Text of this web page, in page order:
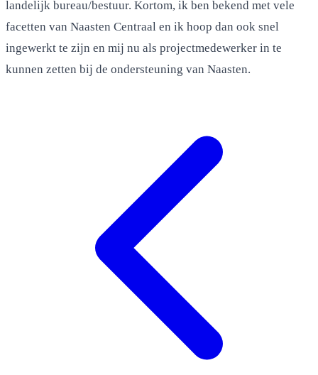
landelijk bureau/bestuur. Kortom, ik ben bekend met vele
facetten van Naasten Centraal en ik hoop dan ook snel
ingewerkt te zijn en mij nu als projectmedewerker in te
kunnen zetten bij de ondersteuning van Naasten.